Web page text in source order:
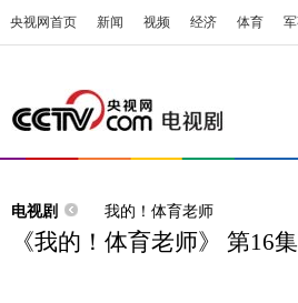
央视网首页 新闻 视频 经济 体育
电视剧 我的！体育老师
《我的！体育老师》 第16